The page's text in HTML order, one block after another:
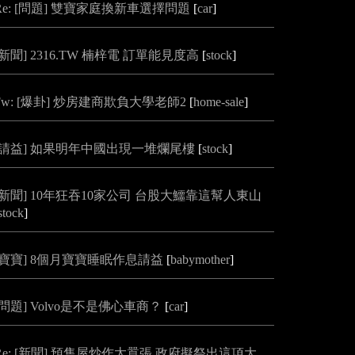
[問題] 雙寶家庭換新車選擇問題 [car]
聞] 2316.TW 楠梓電 訂單能見度高 [stock]
[爆卦] 炒房建商欺負大學老師2 [home-sale]
益] 如果明年中國出現一堆爛尾樓 [stock]
聞] 10年狂吞10家公司 台股大鱷靠這幫人東山
]
寶] 8個月寶寶睡眠作息請益 [babymother]
題] Volvo是不是佛心車商？ [car]